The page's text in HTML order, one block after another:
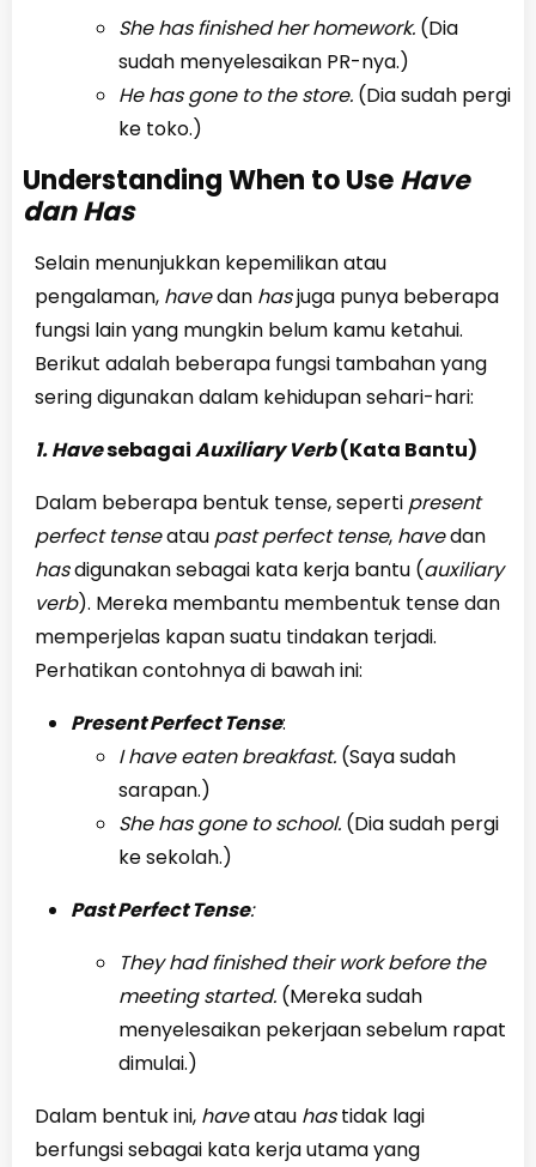
She has finished her homework.(Dia
sudah menyelesaikan PR-nya.)
He has gone to the store.(Dia sudah pergi
ke toko.)
Understanding When to UseHave
dan Has
Selain menunjukkan kepemilikan atau
pengalaman, havedan hasjuga punya beberapa
fungsi lain yang mungkin belum kamu ketahui.
Berikut adalah beberapa fungsi tambahan yang
sering digunakan dalam kehidupan sehari-hari:
1. HavesebagaiAuxiliary Verb(Kata Bantu)
Dalam beberapa bentuk tense, seperti present
perfect tenseatau past perfect tense, havedan
hasdigunakan sebagai kata kerja bantu (auxiliary
verb). Mereka membantu membentuk tense dan
memperjelas kapan suatu tindakan terjadi.
Perhatikan contohnya di bawah ini:
Present Perfect Tense:
I have eaten breakfast.(Saya sudah
sarapan.)
She has gone to school.(Dia sudah pergi
ke sekolah.)
Past Perfect Tense:
They had finished their work before the
meeting started.(Mereka sudah
menyelesaikan pekerjaan sebelum rapat
dimulai.)
Dalam bentuk ini, haveatau hastidak lagi
berfungsi sebagai kata kerja utama yang